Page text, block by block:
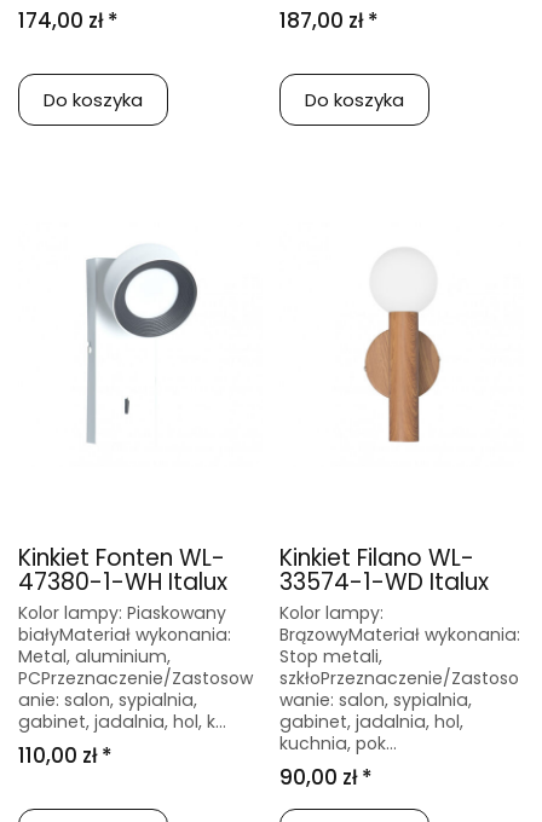
174,00 zł *
Do koszyka
187,00 zł *
Do koszyka
Kinkiet Fonten WL-
47380-1-WH Italux
Kolor lampy: Piaskowany
białyMateriał wykonania:
Metal, aluminium,
PCPrzeznaczenie/Zastosow
anie: salon, sypialnia,
gabinet, jadalnia, hol, k...
110,00 zł *
Kinkiet Filano WL-
33574-1-WD Italux
Kolor lampy:
BrązowyMateriał wykonania:
Stop metali,
szkłoPrzeznaczenie/Zastoso
wanie: salon, sypialnia,
gabinet, jadalnia, hol,
kuchnia, pok...
90,00 zł *